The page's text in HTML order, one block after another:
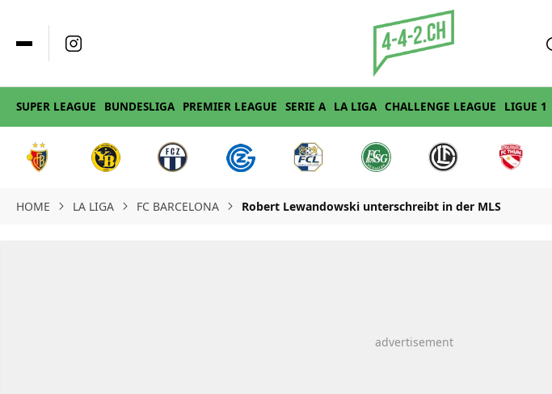
SUPER LEAGUE BUNDESLIGA PREMIER LEAGUE SERIE A LA LIGA CHALLENGE LEAGUE LIGUE 1
HOME LA LIGA FC BARCELONA Robert Lewandowski unterschreibt in der MLS